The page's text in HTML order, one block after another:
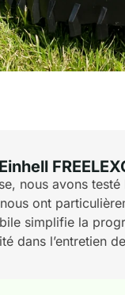
nous avons
ont
simplifie la
dans l’entretien